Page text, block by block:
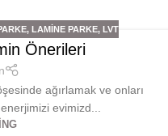
, LAMINE PARKE, LVT
Önerileri
ağırlamak ve onları
evimizd...